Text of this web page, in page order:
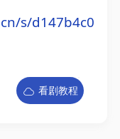
s/d147b4c0
看剧教程